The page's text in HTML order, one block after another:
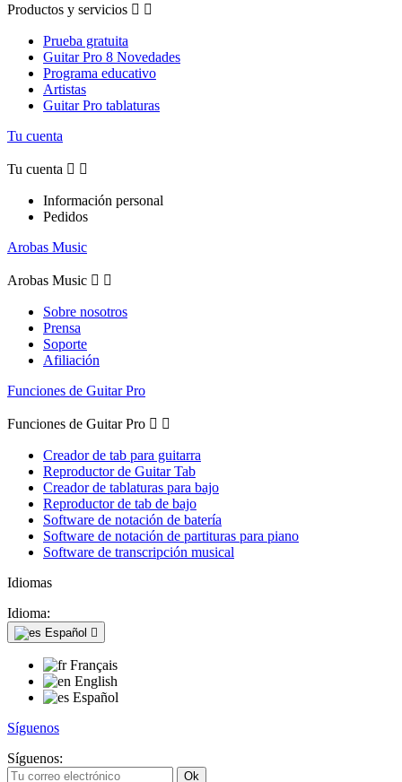
Productos y servicios  
Prueba gratuita
Guitar Pro 8 Novedades
Programa educativo
Artistas
Guitar Pro tablaturas
Tu cuenta
Tu cuenta  
Información personal
Pedidos
Arobas Music
Arobas Music  
Sobre nosotros
Prensa
Soporte
Afiliación
Funciones de Guitar Pro
Funciones de Guitar Pro  
Creador de tab para guitarra
Reproductor de Guitar Tab
Creador de tablaturas para bajo
Reproductor de tab de bajo
Software de notación de batería
Software de notación de partituras para piano
Software de transcripción musical
Idiomas
Idioma:
Español 
Français
English
Español
Síguenos
Síguenos: